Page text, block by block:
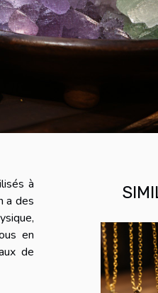
à
a des
en
de